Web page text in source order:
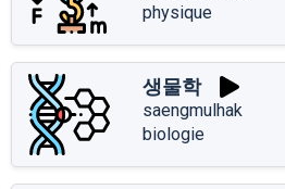
physique
생물학
saengmulhak
biologie